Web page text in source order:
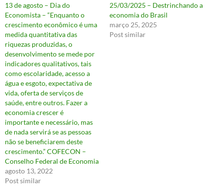
13 de agosto – Dia do
Economista – “Enquanto o
crescimento econômico é uma
medida quantitativa das
riquezas produzidas, o
desenvolvimento se mede por
indicadores qualitativos, tais
como escolaridade, acesso a
água e esgoto, expectativa de
vida, oferta de serviços de
saúde, entre outros. Fazer a
economia crescer é
importante e necessário, mas
de nada servirá se as pessoas
não se beneficiarem deste
crescimento.” COFECON –
Conselho Federal de Economia
agosto 13, 2022
Post similar
25/03/2025 – Destrinchando a
economia do Brasil
março 25, 2025
Post similar